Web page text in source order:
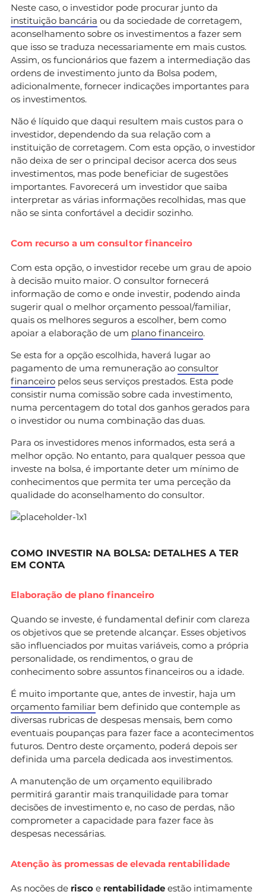
Neste caso, o investidor pode procurar junto da
instituição bancária ou da sociedade de corretagem,
aconselhamento sobre os investimentos a fazer sem
que isso se traduza necessariamente em mais custos.
Assim, os funcionários que fazem a intermediação das
ordens de investimento junto da Bolsa podem,
adicionalmente, fornecer indicações importantes para
os investimentos.
Não é líquido que daqui resultem mais custos para o
investidor, dependendo da sua relação com a
instituição de corretagem. Com esta opção, o investidor
não deixa de ser o principal decisor acerca dos seus
investimentos, mas pode beneficiar de sugestões
importantes. Favorecerá um investidor que saiba
interpretar as várias informações recolhidas, mas que
não se sinta confortável a decidir sozinho.
Com recurso a um consultor financeiro
Com esta opção, o investidor recebe um grau de apoio
à decisão muito maior. O consultor fornecerá
informação de como e onde investir, podendo ainda
sugerir qual o melhor orçamento pessoal/familiar,
quais os melhores seguros a escolher, bem como
apoiar a elaboração de um plano financeiro.
Se esta for a opção escolhida, haverá lugar ao
pagamento de uma remuneração ao consultor
financeiro pelos seus serviços prestados. Esta pode
consistir numa comissão sobre cada investimento,
numa percentagem do total dos ganhos gerados para
o investidor ou numa combinação das duas.
Para os investidores menos informados, esta será a
melhor opção. No entanto, para qualquer pessoa que
investe na bolsa, é importante deter um mínimo de
conhecimentos que permita ter uma perceção da
qualidade do aconselhamento do consultor.
COMO INVESTIR NA BOLSA: DETALHES A TER
EM CONTA
Elaboração de plano financeiro
Quando se investe, é fundamental definir com clareza
os objetivos que se pretende alcançar. Esses objetivos
são influenciados por muitas variáveis, como a própria
personalidade, os rendimentos, o grau de
conhecimento sobre assuntos financeiros ou a idade.
É muito importante que, antes de investir, haja um
orçamento familiar bem definido que contemple as
diversas rubricas de despesas mensais, bem como
eventuais poupanças para fazer face a acontecimentos
futuros. Dentro deste orçamento, poderá depois ser
definida uma parcela dedicada aos investimentos.
A manutenção de um orçamento equilibrado
permitirá garantir mais tranquilidade para tomar
decisões de investimento e, no caso de perdas, não
comprometer a capacidade para fazer face às
despesas necessárias.
Atenção às promessas de elevada rentabilidade
As noções de risco e rentabilidade estão intimamente